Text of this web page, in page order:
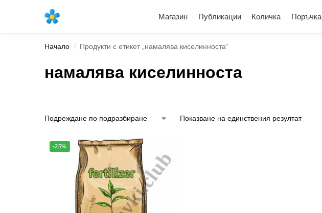
Магазин Публикации Количка Поръчка
Най-новите продукти
Начало / Продукти с етикет „намалява киселинноста“
намалява киселинноста
Показване на единствения резултат
-25%